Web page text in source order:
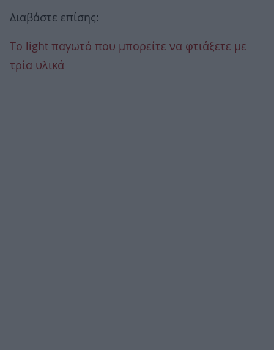
Διαβάστε επίσης:
Το light παγωτό που μπορείτε να φτιάξετε με
τρία υλικά